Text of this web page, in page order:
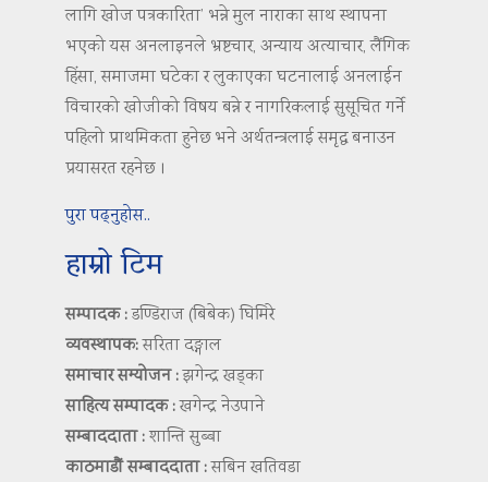
लागि खोज पत्रकारिता’ भन्ने मुल नाराका साथ स्थापना
भएको यस अनलाइनले भ्रष्टचार, अन्याय अत्याचार, लैंगिक
हिंसा, समाजमा घटेका र लुकाएका घटनालाई अनलाईन
विचारको खोजीको विषय बन्ने र नागरिकलाई सुसूचित गर्ने
पहिलो प्राथमिकता हुनेछ भने अर्थतन्त्रलाई समृद्ध बनाउन
प्रयासरत रहनेछ ।
पुरा पढ्नुहोस..
हाम्रो टिम
सम्पादक :डण्डिराज (बिबेक) घिमिरे
व्यवस्थापक:सरिता दङ्गाल
समाचार सम्योजन :झगेन्द्र खड्का
साहित्य सम्पादक :खगेन्द्र नेउपाने
सम्बाददाता :शान्ति सुब्बा
काठमाडौं सम्बाददाता :सबिन खतिवडा